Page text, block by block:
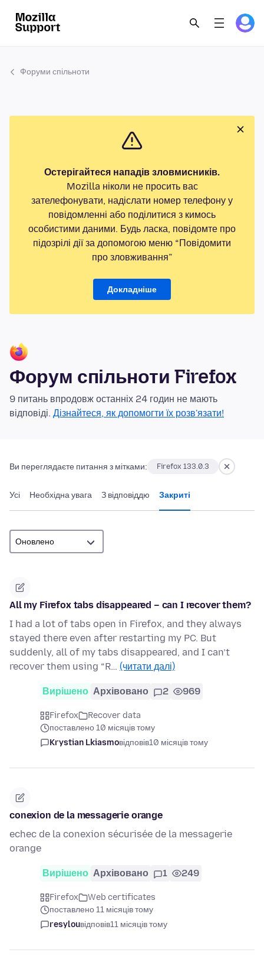
Форуми спільноти
Остерігайтеся нападів зловмисників.
Mozilla ніколи не просить вас
зателефонувати, надіслати номер телефону у
повідомленні або поділитися з кимось
особистими даними. Будь ласка, повідомте про
підозрілі дії за допомогою меню “Повідомити
про зловживання”
Докладніше
Форум спільноти Firefox
9 питань впродовж останніх 24 годин не мають
відповіді. Дізнайтеся, як допомогти їх розв'язати!
Ви переглядаєте питання з мітками: Firefox 133.0.3
Усі Необхідна увага З відповіддю Закриті
All my Firefox tabs disappeared – can I recover them?
I had a lot of tabs open in Firefox, and they always
stayed there even after restarting my PC. But
suddenly, all of my tabs disappeared, and I can’t
recover them using “R… (читати далі)
Вирішено Архівовано 2 969
Firefox
Recover data
поставлено 10 місяців тому
Krystian Lkiasmoвідповів10 місяців тому
conexion de la messagerie orange
echec de la conexion sécurisée de la messagerie
orange
Вирішено Архівовано 1 249
Firefox
Web certificates
поставлено 11 місяців тому
resylouвідповів11 місяців тому